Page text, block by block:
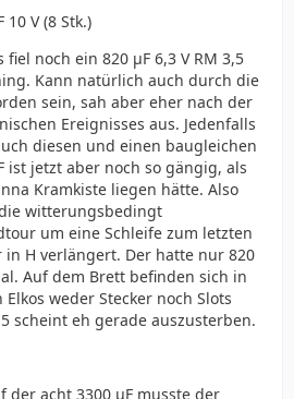
V (8 Stk.)
noch ein 820 µF 6,3 V RM 3,5
Kann natürlich auch durch die
sein, sah aber eher nach der
Ereignisses aus. Jedenfalls
diesen und einen baugleichen
ist jetzt aber noch so gängig, als
Kramkiste liegen hätte. Also
witterungsbedingt
um eine Schleife zum letzten
in H verlängert. Der hatte nur 820
Auf dem Brett befinden sich in
weder Stecker noch Slots
scheint eh gerade auszusterben.
der acht 3300 µF musste der